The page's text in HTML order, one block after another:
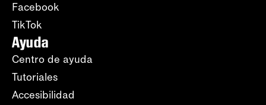
Facebook
TikTok
Ayuda
Centro de ayuda
Tutoriales
Accesibilidad